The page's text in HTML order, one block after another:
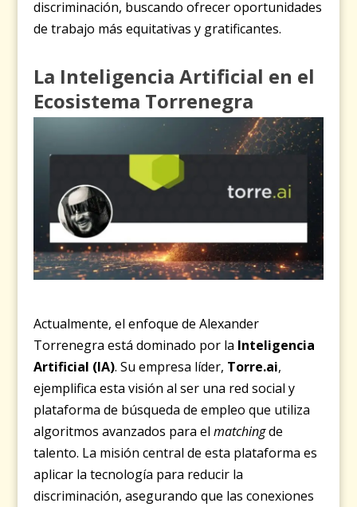
discriminación, buscando ofrecer oportunidades
de trabajo más equitativas y gratificantes.
La Inteligencia Artificial en el
Ecosistema Torrenegra
Actualmente, el enfoque de Alexander
Torrenegra está dominado por la Inteligencia
Artificial (IA). Su empresa líder, Torre.ai,
ejemplifica esta visión al ser una red social y
plataforma de búsqueda de empleo que utiliza
algoritmos avanzados para elmatchingde
talento. La misión central de esta plataforma es
aplicar la tecnología para reducir la
discriminación, asegurando que las conexiones